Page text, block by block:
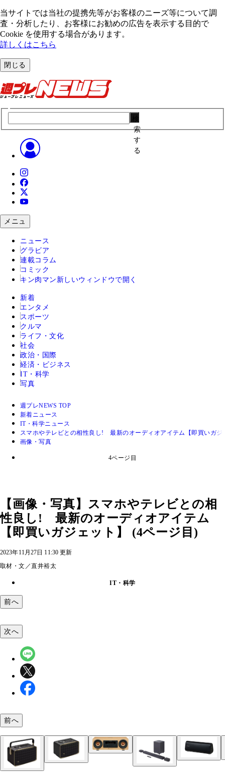
当サイトでは当社の提携先等がお客様のニーズ等について調
査・分析したり、お客様にお勧めの広告を表⽰する⽬的で
Cookie を使⽤する場合があります。
詳しくはこちら
閉じる
索
す
る
メニュ
ニュース
グラビア
連載コラム
コミック
キン肉マン 新しいウィンドウで開く
新着
エンタメ
スポーツ
クルマ
ライフ・文化
社会
政治・国際
経済・ビジネス
IT・科学
写真
週プレNEWS TOP
新着ニュース
IT・科学ニュース
スマホやテレビとの相性良し! 最新のオーディオアイテム【即買いガジ
画像・写真
4ページ目
【画像・写真】スマホやテレビとの相
性良し! 最新のオーディオアイテム
【即買いガジェット】 (4ページ目)
2023年11月27日 11:30 更新
取材・文／直井裕太
IT・科学
前へ
JBL Authentics 200 ハーマンインターナショナル／
AX-FX10 東芝エルイートレーディング／実勢価
ビッグイヤフォンスピーカー ハック／1980円／
売予定
次へ
前へ